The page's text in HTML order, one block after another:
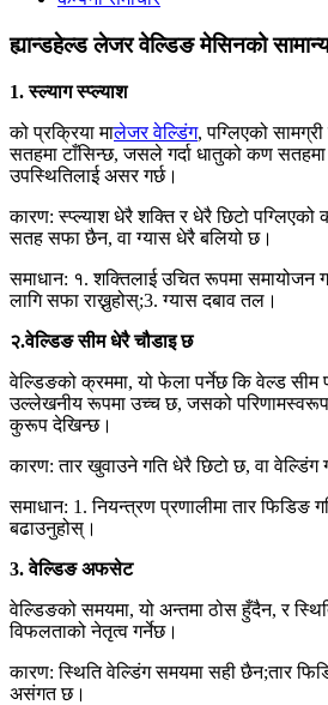
ह्यान्डहेल्ड लेजर वेल्डिङ मेसिनको
1. स्ल्याग स्प्ल्याश
को प्रक्रिया मालेजर वेल्डिंग, पग्लिएको
सतहमा टाँसिन्छ, जसले गर्दा धातुको कण सतहमा
उपस्थितिलाई असर गर्छ।
कारण: स्प्ल्याश धेरै शक्ति र धेरै छिटो
सतह सफा छैन, वा ग्यास धेरै बलियो छ।
समाधान: १. शक्तिलाई उचित रूपमा समायोजन
लागि सफा राख्नुहोस्;3. ग्यास दबाव तल।
२.वेल्डिङ सीम धेरै चौडाइ छ
वेल्डिङको क्रममा, यो फेला पर्नेछ कि वेल्ड सीम
उल्लेखनीय रूपमा उच्च छ, जसको
कुरूप देखिन्छ।
कारण: तार खुवाउने गति धेरै छिटो छ, वा वेल्डिंग
समाधान: 1. नियन्त्रण प्रणालीमा तार फिडिङ
बढाउनुहोस्।
3. वेल्डिङ अफसेट
वेल्डिङको समयमा, यो अन्तमा ठोस हुँदैन, र
विफलताको नेतृत्व गर्नेछ।
कारण: स्थिति वेल्डिंग समयमा सही छैन;तार
असंगत छ।